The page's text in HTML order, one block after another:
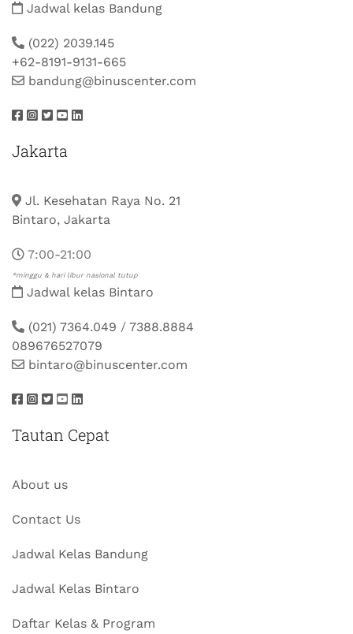
Jadwal kelas Bandung
(022) 2039.145
+62-8191-9131-665
bandung@binuscenter.com
Jakarta
Jl. Kesehatan Raya No. 21
Bintaro, Jakarta
7:00-21:00
*minggu & hari libur nasional tutup
Jadwal kelas Bintaro
(021) 7364.049 / 7388.8884
089676527079
bintaro@binuscenter.com
Tautan Cepat
About us
Contact Us
Jadwal Kelas Bandung
Jadwal Kelas Bintaro
Daftar Kelas & Program